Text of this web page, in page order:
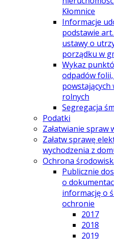
Kłomnice
Informacje
podstawie
ustawy o
porządku w
Wykaz
odpadów
rolnych
Segregacja
Podatki
Załatwianie spraw
Załatw sprawę
wychodzenia z
Ochrona
Publicznie
o
informację o
ochronie
2017
2018
2019